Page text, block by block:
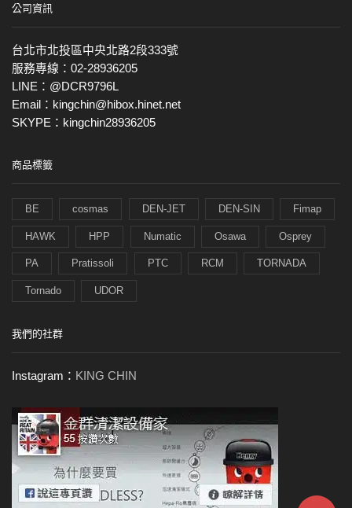
公司資訊
台北市北投區中央北路2段333號
服務專線：02-28936205
LINE：@DCR9796L
Email：kingchin@hibox.hinet.net
SKYPE：kingchin28936205
商品標籤
BE cosmas DEN-JET DEN-SIN Fimap
HAWK HPP Numatic Osawa Osprey
PA Pratissoli PTC RCM TORNADA
Tornado UDOR
我們的社群
Instagram： KING CHIN